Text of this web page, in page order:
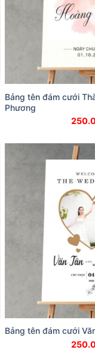
Bảng tên đám cưới
Phương
Bảng tên đám cưới